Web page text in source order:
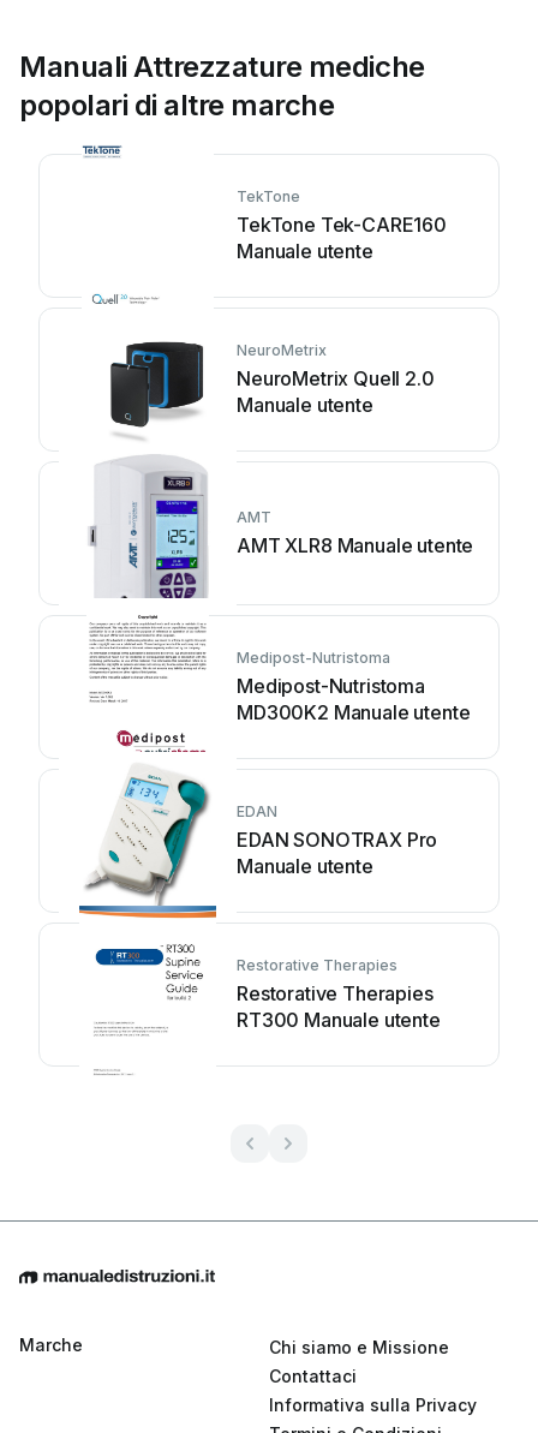
Manuali Attrezzature mediche
popolari di altre marche
TekTone
TekTone Tek-CARE160
Manuale utente
NeuroMetrix
NeuroMetrix Quell 2.0
Manuale utente
AMT
AMT XLR8 Manuale utente
Medipost-Nutristoma
Medipost-Nutristoma
MD300K2 Manuale utente
EDAN
EDAN SONOTRAX Pro
Manuale utente
Restorative Therapies
Restorative Therapies
RT300 Manuale utente
Marche
Chi siamo e Missione
Contattaci
Informativa sulla Privacy